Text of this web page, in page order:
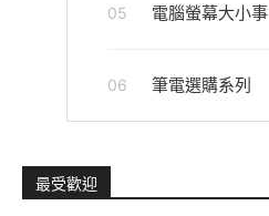
05 電腦螢幕大小事
06 筆電選購系列
最受歡迎